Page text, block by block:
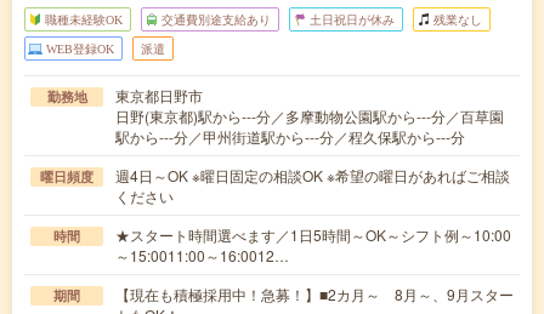
職種未経験OK 交通費別途支給あり 土日祝日が休み 残業なし
WEB登録OK 派遣
勤務地
東京都日野市
日野(東京都)駅から---分／多摩動物公園駅から---分／百草園
駅から---分／甲州街道駅から---分／程久保駅から---分
曜日頻度
週4日～OK ※曜日固定の相談OK ※希望の曜日があればご相談
ください
時間
★スタート時間選べます／1日5時間～OK～シフト例～10:00
～15:0011:00～16:0012…
期間
【現在も積極採用中！急募！】■2カ月～ 8月～、9月スター